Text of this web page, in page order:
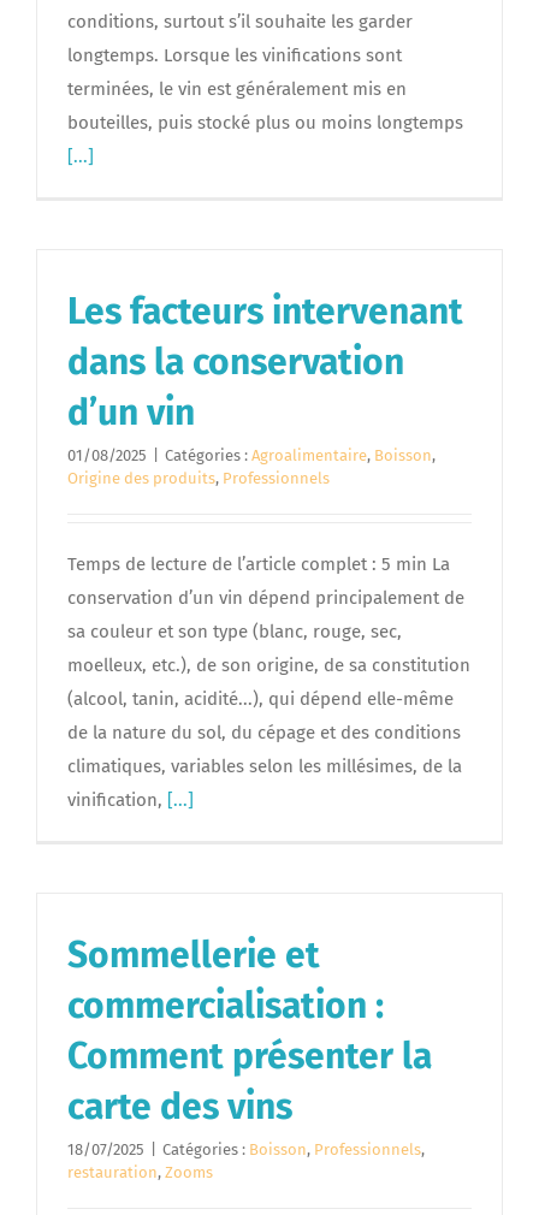
conditions, surtout s’il souhaite les garder
longtemps. Lorsque les vinifications sont
terminées, le vin est généralement mis en
bouteilles, puis stocké plus ou moins longtemps
[...]
Les facteurs intervenant
dans la conservation
d’un vin
01/08/2025 Catégories : Agroalimentaire, Boisson,
Origine des produits, Professionnels
Temps de lecture de l’article complet : 5 min La
conservation d’un vin dépend principalement de
sa couleur et son type (blanc, rouge, sec,
moelleux, etc.), de son origine, de sa constitution
(alcool, tanin, acidité...), qui dépend elle-même
de la nature du sol, du cépage et des conditions
climatiques, variables selon les millésimes, de la
vinification, [...]
Sommellerie et
commercialisation :
Comment présenter la
carte des vins
18/07/2025 Catégories : Boisson, Professionnels,
restauration, Zooms